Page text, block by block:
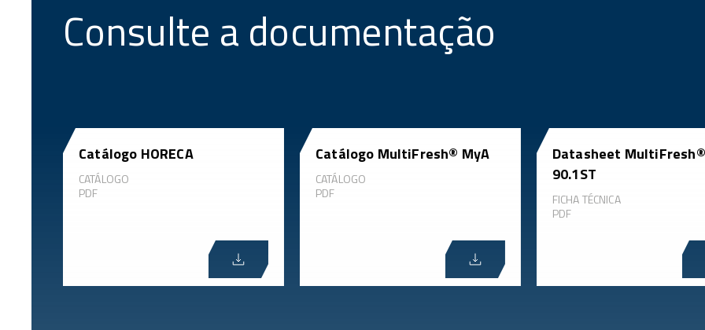
Consulte a documentação
Catálogo HORECA
CATÁLOGO
PDF
Catálogo MultiFresh® MyA
CATÁLOGO
PDF
Datasheet
90.1ST
FICHA TÉCNICA
PDF